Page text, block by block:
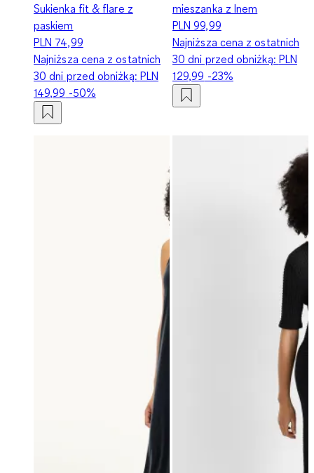
Sukienka fit & flare z
paskiem
PLN 74,99
Najniższa cena z ostatnich
30 dni przed obniżką: PLN
149,99 -50%
mieszanka z lnem
PLN 99,99
Najniższa cena z ostatnich
30 dni przed obniżką: PLN
129,99 -23%